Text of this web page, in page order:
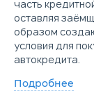
часть
оставляя
образом
условия для
автокредита.
Подробнее